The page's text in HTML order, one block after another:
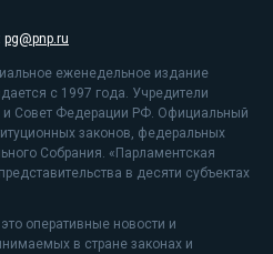
pg@pnp.ru
еженедельное издание
с 1997 года. Учредители
и Совет Федерации РФ. Официальный
законов, федеральных
Собрания. «Парламентская
в десяти субъектах
оперативные новости и
в стране законах и